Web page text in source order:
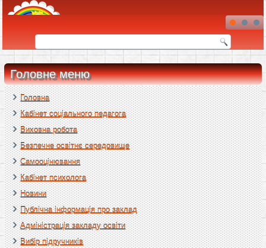
Головне меню
Головна
Кабінет соціального педагога
Виховна робота
Безпечне освітнє середовище
Самооцінювання
Кабінет психолога
Новини
Публічна інформація про заклад
Адміністрація закладу освіти
Вибір підручників